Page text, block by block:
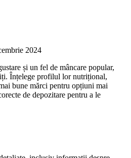
2024
și un fel de mâncare popular,
Înțelege profilul lor nutrițional,
bune mărci pentru opțiuni mai
de depozitare pentru a le